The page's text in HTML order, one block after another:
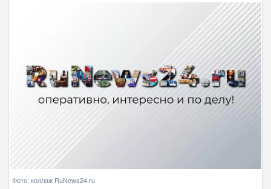
Фото: коллаж RuNews24.ru